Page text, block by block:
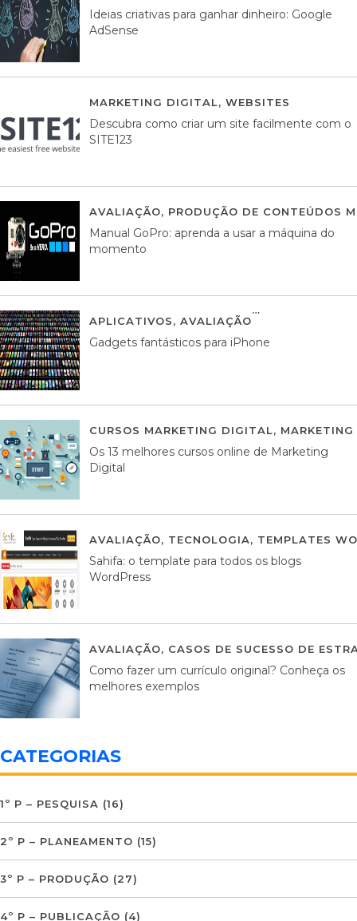
Ideias criativas para ganhar dinheiro: Google
AdSense
MARKETING DIGITAL, WEBSITES
Descubra como criar um site facilmente com o
SITE123
AVALIAÇÃO, PRODUÇÃO DE CONTEÚDOS
Manual GoPro: aprenda a usar a máquina do
momento
APLICATIVOS, AVALIAÇÃO
Gadgets fantásticos para iPhone
CURSOS MARKETING DIGITAL,
Os 13 melhores cursos online de Marketing
Digital
AVALIAÇÃO, TECNOLOGIA, TEMPLATES
Sahifa: o template para todos os blogs
WordPress
AVALIAÇÃO, CASOS DE SUCESSO DE
Como fazer um currículo original? Conheça os
melhores exemplos
CATEGORIAS
1º P – PESQUISA (16)
2º P – PLANEAMENTO (15)
3º P – PRODUÇÃO (27)
4º P – PUBLICAÇÃO (4)